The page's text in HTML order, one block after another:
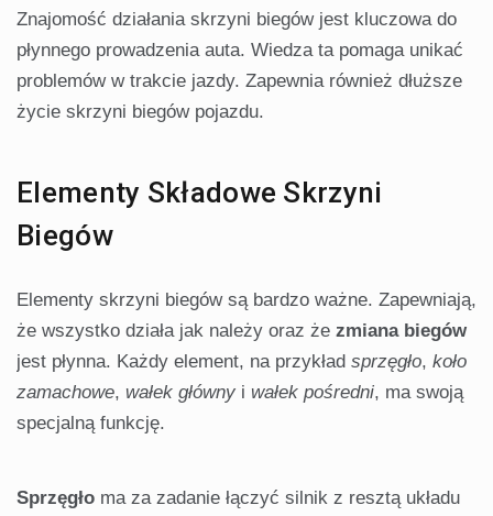
Znajomość działania skrzyni biegów jest kluczowa do
płynnego prowadzenia auta. Wiedza ta pomaga unikać
problemów w trakcie jazdy. Zapewnia również dłuższe
życie skrzyni biegów pojazdu.
Elementy Składowe Skrzyni
Biegów
Elementy skrzyni biegów są bardzo ważne. Zapewniają,
że wszystko działa jak należy oraz że zmiana biegów
jest płynna. Każdy element, na przykład sprzęgło, koło
zamachowe, wałek główny i wałek pośredni, ma swoją
specjalną funkcję.
Sprzęgło ma za zadanie łączyć silnik z resztą układu